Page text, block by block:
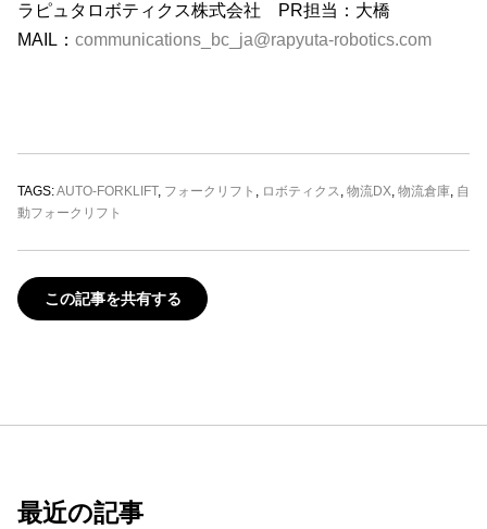
ラピュタロボティクス株式会社 PR担当：大橋
MAIL： communications_bc_ja@rapyuta-robotics.com
TAGS:AUTO-FORKLIFT, フォークリフト , ロボティクス, 物流DX, 物流倉庫, 自
動フォークリフト
この記事を共有する
最近の記事